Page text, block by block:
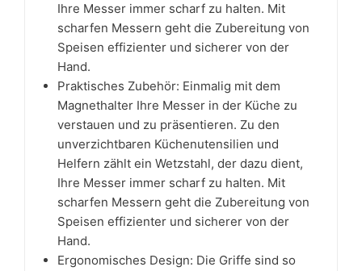
Ihre Messer immer scharf zu halten. Mit
scharfen Messern geht die Zubereitung von
Speisen effizienter und sicherer von der
Hand.
Praktisches Zubehör: Einmalig mit dem
Magnethalter Ihre Messer in der Küche zu
verstauen und zu präsentieren. Zu den
unverzichtbaren Küchenutensilien und
Helfern zählt ein Wetzstahl, der dazu dient,
Ihre Messer immer scharf zu halten. Mit
scharfen Messern geht die Zubereitung von
Speisen effizienter und sicherer von der
Hand.
Ergonomisches Design: Die Griffe sind so